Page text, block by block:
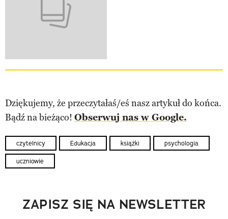
Dziękujemy, że przeczytałaś/eś nasz artykuł do końca.
Bądź na bieżąco! Obserwuj nas w Google.
czytelnicy Edukacja książki psychologia
uczniowie
ZAPISZ SIĘ NA NEWSLETTER